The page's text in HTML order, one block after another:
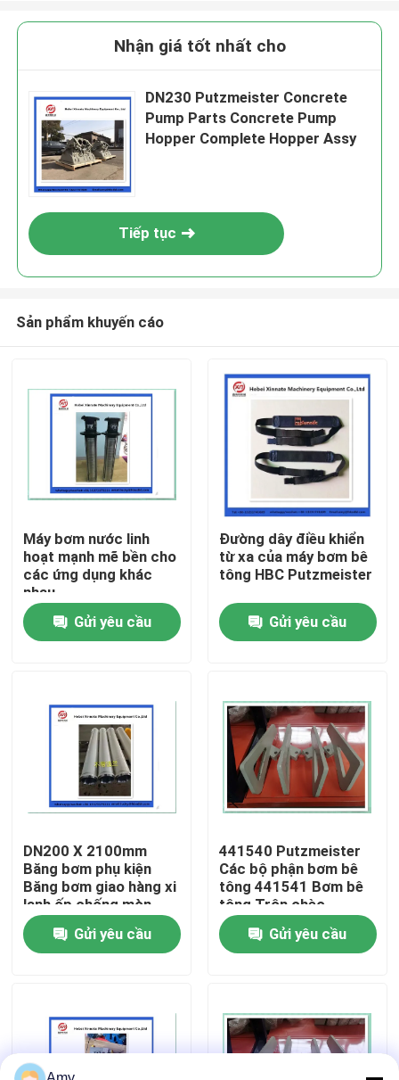
Nhà
Sản phẩm
Về chúng tôi
Tham quan nhà máy
Kiểm soát chất lượng
Liên hệ chúng tôi
Yêu cầu báo giá
PHỤ TÙNG BƠM BÊ TÔNG PUTZMEISTER
Các bộ phận bơm bê tông Schwing
Nhận giá tốt nhất cho
DN230 Putzmeister Concrete
Pump Parts Concrete Pump
Hopper Complete Hopper Assy
Tiếp tục
Sản phẩm khuyến cáo
Máy bơm nước linh
hoạt mạnh mẽ bền cho
các ứng dụng khác
nhau
Gửi yêu cầu
Đường dây điều khiển
từ xa của máy bơm bê
tông HBC Putzmeister
Gửi yêu cầu
DN200 X 2100mm
Băng bơm phụ kiện
Băng bơm giao hàng xi
lanh ốp chống mòn
Putzmeister
Gửi yêu cầu
441540 Putzmeister
Các bộ phận bơm bê
tông 441541 Bơm bê
tông Trộn chèo
Gửi yêu cầu